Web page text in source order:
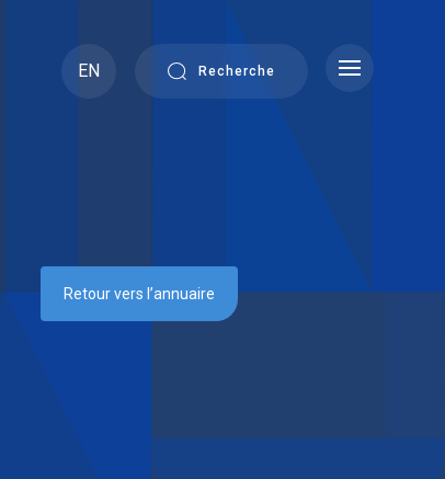
EN
Recherche
Retour vers l’annuaire